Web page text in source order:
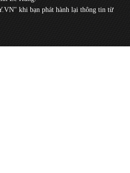
khi bạn phát hành lại thông tin từ